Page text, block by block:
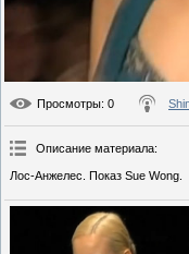
Просмотры: 0
Описание материала:
Лос-Анжелес. Показ Sue Wong.